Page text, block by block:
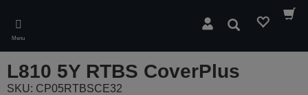
main
content
Menu
Pesquisar
L810 5Y RTBS CoverPlus
SKU: CP05RTBSCE32